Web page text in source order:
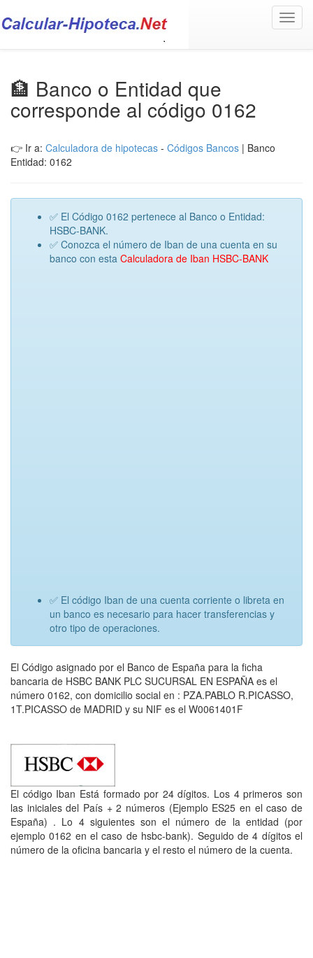
🏦 Banco o Entidad que
corresponde al código 0162
👉 Ir a: Calculadora de hipotecas - Códigos Bancos | Banco
Entidad: 0162
✅ El Código 0162 pertenece al Banco o Entidad:
HSBC-BANK.
✅ Conozca el número de Iban de una cuenta en su
banco con esta Calculadora de Iban HSBC-BANK
✅ El código Iban de una cuenta corriente o libreta en
un banco es necesario para hacer transferencias y
otro tipo de operaciones.
El Código asignado por el Banco de España para la ficha
bancaria de HSBC BANK PLC SUCURSAL EN ESPAÑA es el
número 0162, con domicilio social en : PZA.PABLO R.PICASSO,
1T.PICASSO de MADRID y su NIF es el W0061401F
El código Iban Está formado por 24 dígitos. Los 4 primeros son
las iniciales del País + 2 números (Ejemplo ES25 en el caso de
España) . Lo 4 siguientes son el número de la entidad (por
ejemplo 0162 en el caso de hsbc-bank). Seguido de 4 dígitos el
número de la oficina bancaria y el resto el número de la cuenta.